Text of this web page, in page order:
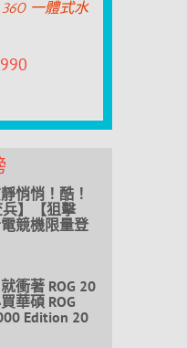
360 一體式水
悄悄！酷！
兵】【狙擊
競機限量登
衝著 ROG 20
華碩 ROG
Edition 20